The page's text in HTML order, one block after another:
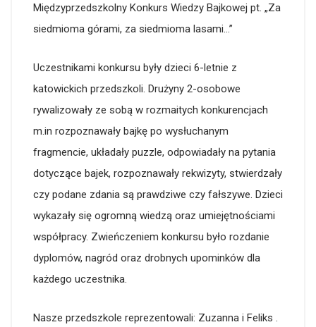
Międzyprzedszkolny Konkurs Wiedzy Bajkowej pt. „Za
siedmioma górami, za siedmioma lasami…”
Uczestnikami konkursu były dzieci 6-letnie z
katowickich przedszkoli. Drużyny 2-osobowe
rywalizowały ze sobą w rozmaitych konkurencjach
m.in rozpoznawały bajkę po wysłuchanym
fragmencie, układały puzzle, odpowiadały na pytania
dotyczące bajek, rozpoznawały rekwizyty, stwierdzały
czy podane zdania są prawdziwe czy fałszywe. Dzieci
wykazały się ogromną wiedzą oraz umiejętnościami
współpracy. Zwieńczeniem konkursu było rozdanie
dyplomów, nagród oraz drobnych upominków dla
każdego uczestnika.
Nasze przedszkole reprezentowali: Zuzanna i Feliks .